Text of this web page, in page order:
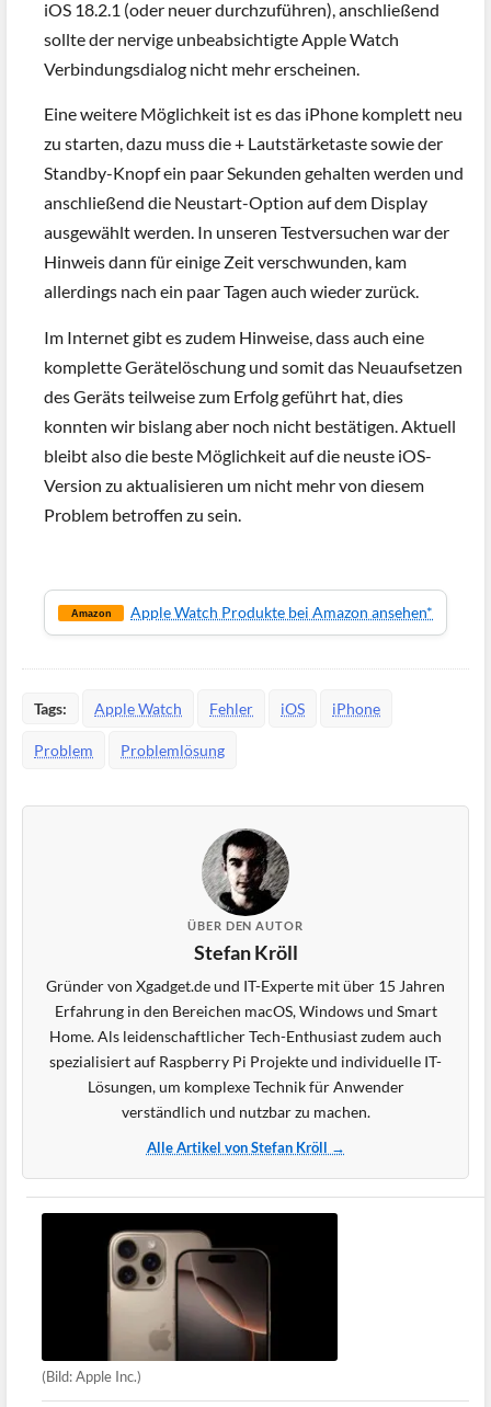
iOS 18.2.1 (oder neuer durchzuführen), anschließend
sollte der nervige unbeabsichtigte Apple Watch
Verbindungsdialog nicht mehr erscheinen.
Eine weitere Möglichkeit ist es das iPhone komplett neu
zu starten, dazu muss die + Lautstärketaste sowie der
Standby-Knopf ein paar Sekunden gehalten werden und
anschließend die Neustart-Option auf dem Display
ausgewählt werden. In unseren Testversuchen war der
Hinweis dann für einige Zeit verschwunden, kam
allerdings nach ein paar Tagen auch wieder zurück.
Im Internet gibt es zudem Hinweise, dass auch eine
komplette Gerätelöschung und somit das Neuaufsetzen
des Geräts teilweise zum Erfolg geführt hat, dies
konnten wir bislang aber noch nicht bestätigen. Aktuell
bleibt also die beste Möglichkeit auf die neuste iOS-
Version zu aktualisieren um nicht mehr von diesem
Problem betroffen zu sein.
Amazon Apple Watch Produkte bei Amazon ansehen*
Tags: Apple Watch Fehler iOS iPhone
Problem Problemlösung
ÜBER DEN AUTOR
Stefan Kröll
Gründer von Xgadget.de und IT-Experte mit über 15 Jahren
Erfahrung in den Bereichen macOS, Windows und Smart
Home. Als leidenschaftlicher Tech-Enthusiast zudem auch
spezialisiert auf Raspberry Pi Projekte und individuelle IT-
Lösungen, um komplexe Technik für Anwender
verständlich und nutzbar zu machen.
Alle Artikel von Stefan Kröll →
(Bild: Apple Inc.)